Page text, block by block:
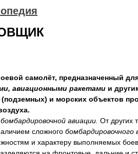
самолёт, предназначенный
авиационными ракетами и
и морских объектов
бомбардировочной авиации. От других
сложного бомбардировочного
и характеру выполняемых